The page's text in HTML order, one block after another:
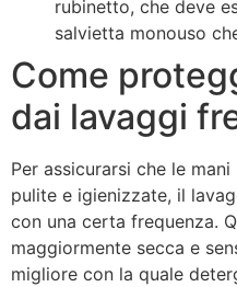
rubinetto, che deve
salvietta monouso
Come
dai lavaggi
Per assicurarsi che le
pulite e igienizzate, il
con una certa frequenza.
maggiormente secca e
migliore con la quale